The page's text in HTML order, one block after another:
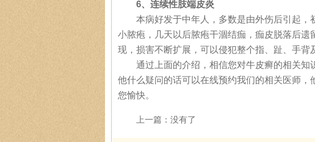
6、连续性肢端皮炎
本病好发于中年人，多数是由外伤后引起，
小脓疱，几天以后脓疱干涸结痂，痂皮脱落后
现，损害不断扩展，可以侵犯整个指、趾、手背
通过上面的介绍，相信您对牛皮癣的相关知
他什么疑问的话可以在线预约我们的相关医师
您愉快。
上一篇：没有了